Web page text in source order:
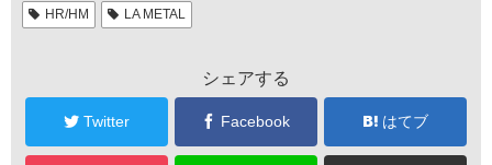
HR/HM
LA METAL
シェアする
Twitter Facebook はてブ